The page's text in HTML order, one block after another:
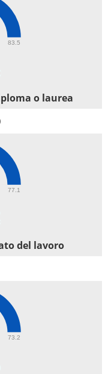
83.5
o laurea
77.1
del lavoro
73.2